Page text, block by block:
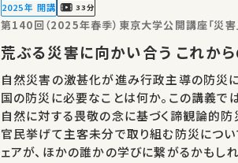
2025年 開講 33分
第140回（2025年春季）東京大学公開講座「災害
荒ぶる災害に向かい合う これか
自然災害の激甚化が進み行政主導の防災
国の防災に必要なことは何か。この講義で
自然に対する畏敬の念に基づく諦観論的
官民挙げて主客未分で取り組む防災につ
ェアが、ほかの誰かの学びに繋がるかもし